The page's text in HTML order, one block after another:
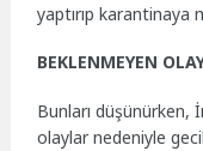
yaptırıp karantinaya
BEKLENMEYEN
Bunları düşünürken,
olaylar nedeniyle